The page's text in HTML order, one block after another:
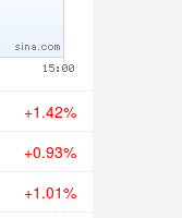
+1.42%
+0.93%
+1.01%